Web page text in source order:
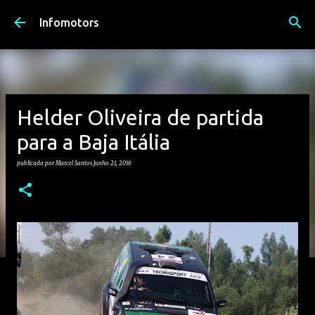
Avançar para o conteúdo principal
Infomotors
Helder Oliveira de partida
para a Baja Itália
publicada porMarcel Santos junho 21, 2016